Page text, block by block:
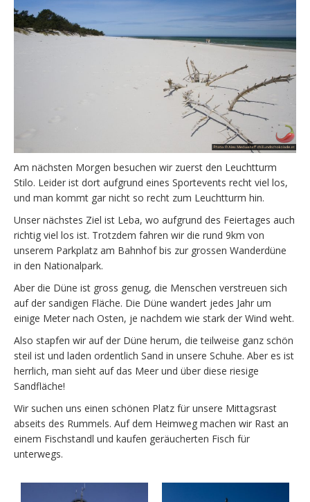
Am nächsten Morgen besuchen wir zuerst den Leuchtturm
Stilo. Leider ist dort aufgrund eines Sportevents recht viel los,
und man kommt gar nicht so recht zum Leuchtturm hin.
Unser nächstes Ziel ist Leba, wo aufgrund des Feiertages auch
richtig viel los ist. Trotzdem fahren wir die rund 9km von
unserem Parkplatz am Bahnhof bis zur grossen Wanderdüne
in den Nationalpark.
Aber die Düne ist gross genug, die Menschen verstreuen sich
auf der sandigen Fläche. Die Düne wandert jedes Jahr um
einige Meter nach Osten, je nachdem wie stark der Wind weht.
Also stapfen wir auf der Düne herum, die teilweise ganz schön
steil ist und laden ordentlich Sand in unsere Schuhe. Aber es ist
herrlich, man sieht auf das Meer und über diese riesige
Sandfläche!
Wir suchen uns einen schönen Platz für unsere Mittagsrast
abseits des Rummels. Auf dem Heimweg machen wir Rast an
einem Fischstandl und kaufen geräucherten Fisch für
unterwegs.